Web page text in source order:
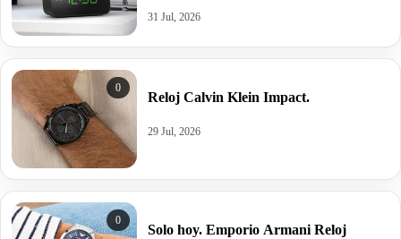
31 Jul, 2026
0
Reloj Calvin Klein Impact.
29 Jul, 2026
0
Solo hoy. Emporio Armani Reloj